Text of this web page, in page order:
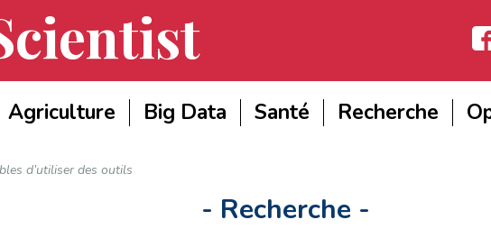
Agriculture Big Data Santé Recherche
d’utiliser des outils
- Recherche -